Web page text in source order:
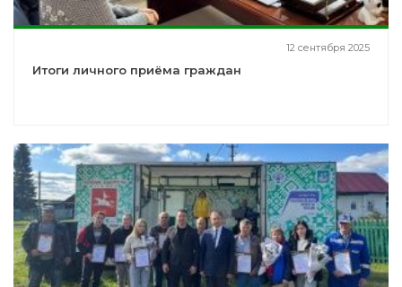
12 сентября 2025
Итоги личного приёма граждан